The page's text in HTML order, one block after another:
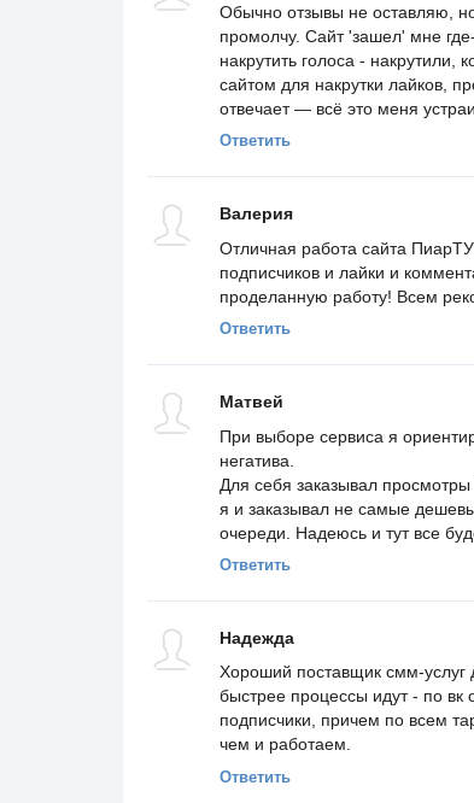
Обычно отзывы не оставляю,
промолчу. Сайт 'зашел' мне
накрутить голоса - накрутили,
сайтом для накрутки лайков,
отвечает — всё это меня
Ответить
Валерия
Отличная работа сайта
подписчиков и лайки и
проделанную работу! Всем
Ответить
Матвей
При выборе сервиса я
негатива.
Для себя заказывал
я и заказывал не самые
очереди. Надеюсь и тут все
Ответить
Надежда
Хороший поставщик смм-услуг
быстрее процессы идут - по вк
подписчики, причем по всем
чем и работаем.
Ответить